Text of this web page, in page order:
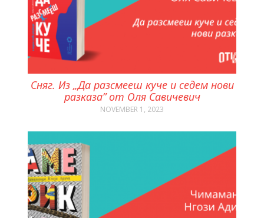
Сняг. Из „Да разсмееш куче и седем нови
разказа” от Оля Савичевич
NOVEMBER 1, 2023